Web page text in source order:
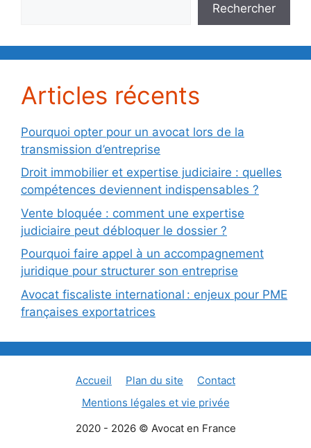
Rechercher
Articles récents
Pourquoi opter pour un avocat lors de la
transmission d’entreprise
Droit immobilier et expertise judiciaire : quelles
compétences deviennent indispensables ?
Vente bloquée : comment une expertise
judiciaire peut débloquer le dossier ?
Pourquoi faire appel à un accompagnement
juridique pour structurer son entreprise
Avocat fiscaliste international : enjeux pour PME
françaises exportatrices
Accueil Plan du site
Contact
Mentions légales et vie privée
2020 - 2026 © Avocat en France